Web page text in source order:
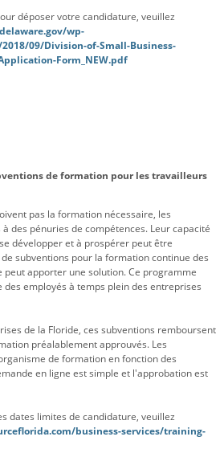
déposer votre candidature, veuillez
wp-
09/Division-of-Small-Business-
Form_NEW.pdf
de formation pour les travailleurs
pas la formation nécessaire, les
des pénuries de compétences. Leur capacité
développer et à prospérer peut être
subventions pour la formation continue des
peut apporter une solution. Ce programme
employés à temps plein des entreprises
de la Floride, ces subventions remboursent
préalablement approuvés. Les
de formation en fonction des
en ligne est simple et l'approbation est
dates limites de candidature, veuillez
business-services/training-